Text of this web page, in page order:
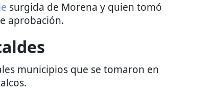
surgida de Morena y quien tomó
aprobación.
municipios que se tomaron en